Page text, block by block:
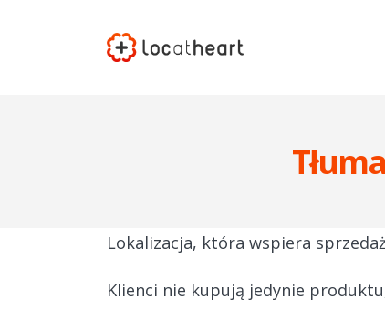
Lokalizacja, która wspiera
Klienci nie kupują jedynie